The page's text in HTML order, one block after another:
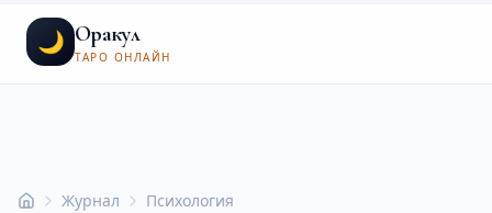
🌙 Оракул
ТАРО ОНЛАЙН
Журнал
Психология